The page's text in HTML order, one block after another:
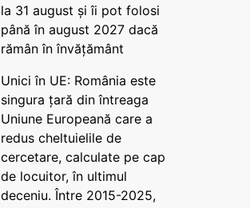
la 31 august și îi pot folosi
până în august 2027 dacă
rămân în învățământ
Unici în UE: România este
singura țară din întreaga
Uniune Europeană care a
redus cheltuielile de
cercetare, calculate pe cap
de locuitor, în ultimul
deceniu. Între 2015-2025,